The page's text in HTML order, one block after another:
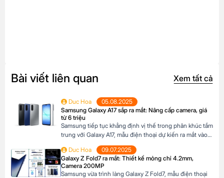
Bài viết liên quan Xem tất cả
Duc Hoa
05.08.2025
Samsung Galaxy A17 sắp ra mắt: Nâng cấp camera, giá
từ 6 triệu
Samsung tiếp tục khẳng định vị thế trong phân khúc tầm
trung với Galaxy A17, mẫu điện thoại dự kiến ra mắt vào
bán lẻ tại Châu Âu. Với những nâng cấp đáng chú ý về
camera, hiệu năng và thiết kế, Galaxy A17 […]
Duc Hoa
09.07.2025
Galaxy Z Fold7 ra mắt: Thiết kế mỏng chỉ 4.2mm,
Camera 200MP
Samsung vừa trình làng Galaxy Z Fold7, mẫu điện thoại